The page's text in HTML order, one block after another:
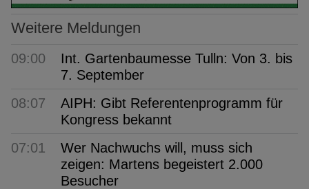
Weitere Meldungen
09:00
Int. Gartenbaumesse Tulln: Von 3. bis
7. September
08:07
AIPH: Gibt Referentenprogramm für
Kongress bekannt
07:01
Wer Nachwuchs will, muss sich
zeigen: Martens begeistert 2.000
Besucher